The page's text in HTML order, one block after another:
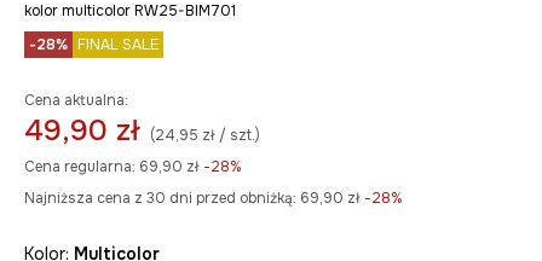
kolor multicolor RW25-BIM701
-28% FINAL SALE
Cena aktualna:
49,90 zł (24,95 zł / szt.)
Cena regularna: 69,90 zł -28%
Najniższa cena z 30 dni przed obniżką: 69,90 zł -28%
Kolor: multicolor